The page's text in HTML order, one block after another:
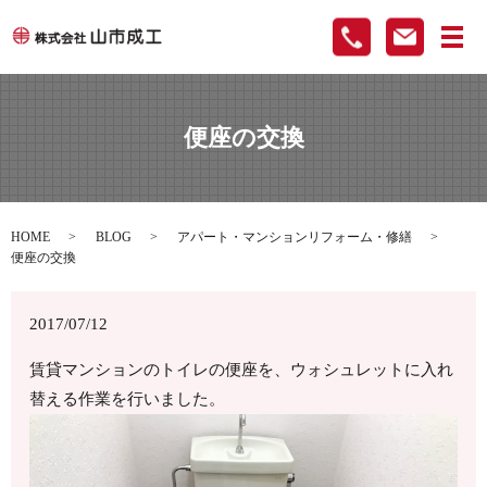
メ
便座の交換
HOME BLOG
アパート・マンションリフォーム・修繕
便座の交換
2017/07/12
賃貸マンションのトイレの便座を、ウォシュレットに入れ
替える作業を行いました。